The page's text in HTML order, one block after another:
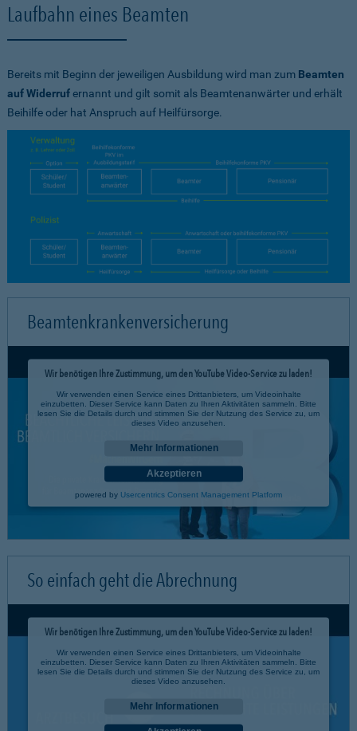
Laufbahn eines Beamten
Bereits mit Beginn der jeweiligen Ausbildung wird man zum Beamten
auf Widerrufernannt und gilt somit als Beamtenanwärter und erhält
Beihilfe oder hat Anspruch auf Heilfürsorge.
Beamtenkrankenversicherung
Wir benötigen Ihre Zustimmung, um den YouTube Video-Service zu laden!
Wir verwenden einen Service eines Drittanbieters, um Videoinhalte
einzubetten. Dieser Service kann Daten zu Ihren Aktivitäten sammeln. Bitte
lesen Sie die Details durch und stimmen Sie der Nutzung des Service zu, um
dieses Video anzusehen.
Mehr Informationen
Akzeptieren
powered by Usercentrics Consent Management Platform
So einfach geht die Abrechnung
Wir benötigen Ihre Zustimmung, um den YouTube Video-Service zu laden!
Wir verwenden einen Service eines Drittanbieters, um Videoinhalte
einzubetten. Dieser Service kann Daten zu Ihren Aktivitäten sammeln. Bitte
lesen Sie die Details durch und stimmen Sie der Nutzung des Service zu, um
dieses Video anzusehen.
Mehr Informationen